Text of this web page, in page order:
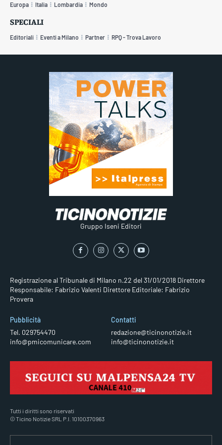
Europa Italia Lombardia Mondo
SPECIALI
Editoriali Eventi a Milano Partner RPQ - Trova Lavoro
Gruppo Iseni Editori
Registrazione al Tribunale di Milano n.22 del 31/01/2018 Direttore
Responsabile: Fabrizio Valenti Direttore Editoriale: Fabrizio
Provera
Pubblicità
Tel. 029754470
info@pmicomunicare.com
Contatti
redazione@ticinonotizie.it
info@ticinonotizie.it
Tutti i diritti sono riservati
© Ticino Notizie SRL P.I. 10100370963